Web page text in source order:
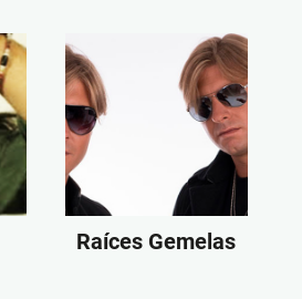
Raíces Gemelas